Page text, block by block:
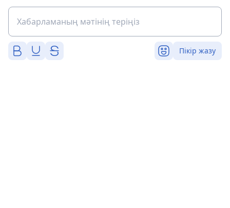
Пікір жазу